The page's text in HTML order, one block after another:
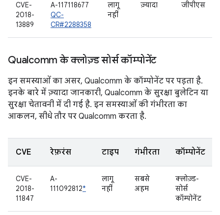
CVE-
2018-
13889
A-117118677
QC-
CR#2288358
लागू
नहीं
ज़्यादा जीपीएस
Qualcomm के क्लोज़्ड सोर्स कॉम्पोनेंट
इन समस्याओं का असर, Qualcomm के कॉम्पोनेंट पर पड़ता है.
इनके बारे में ज़्यादा जानकारी, Qualcomm के सुरक्षा बुलेटिन या
सुरक्षा चेतावनी में दी गई है. इन समस्याओं की गंभीरता का
आकलन, सीधे तौर पर Qualcomm करता है.
CVE रेफ़रंस टाइप गंभीरता कॉम्पोनेंट
CVE-
2018-
11847
A-
111092812*
लागू
नहीं
सबसे
अहम
क्लोज़्ड-
सोर्स
कॉम्पोनेंट